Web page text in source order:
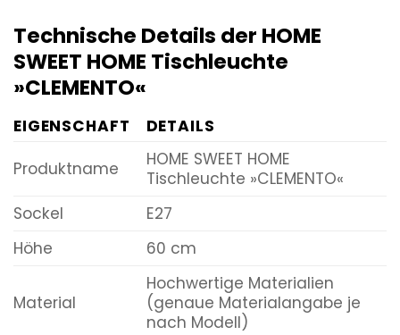
Technische Details der HOME
SWEET HOME Tischleuchte
»CLEMENTO«
EIGENSCHAFT
DETAILS
Produktname
HOME SWEET HOME
Tischleuchte »CLEMENTO«
Sockel
E27
Höhe
60 cm
Material
Hochwertige Materialien
(genaue Materialangabe je
nach Modell)